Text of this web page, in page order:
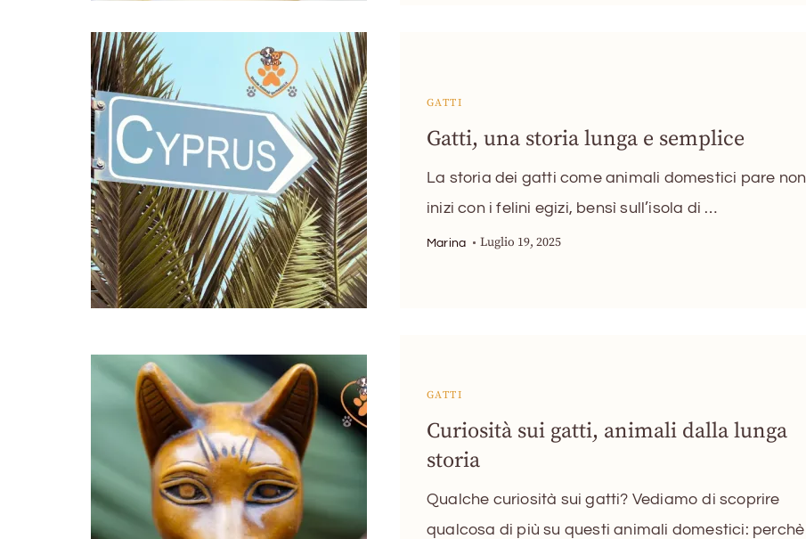
GATTI
Gatti, una storia lunga e semplice
La storia dei gatti come animali domestici pare non
inizi con i felini egizi, bensì sull’isola di …
Marina Luglio 19, 2025
GATTI
Curiosità sui gatti, animali dalla lunga
storia
Qualche curiosità sui gatti? Vediamo di scoprire
qualcosa di più su questi animali domestici: perchè